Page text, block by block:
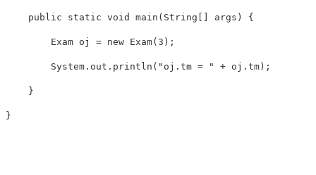
    public static void main(String[] args) {
        Exam oj = new Exam(3);
        System.out.println("oj.tm = " + oj.tm);
    }